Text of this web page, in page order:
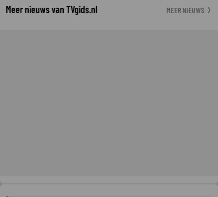
Meer nieuws van TVgids.nl MEER NIEUWS